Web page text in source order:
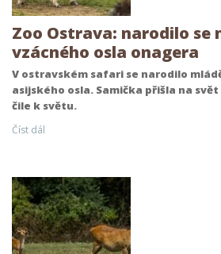
Zoo Ostrava: narodilo se
vzácného osla onagera
V ostravském safari se narodilo
asijského osla. Samička přišla na svět
čile k světu.
Číst dál